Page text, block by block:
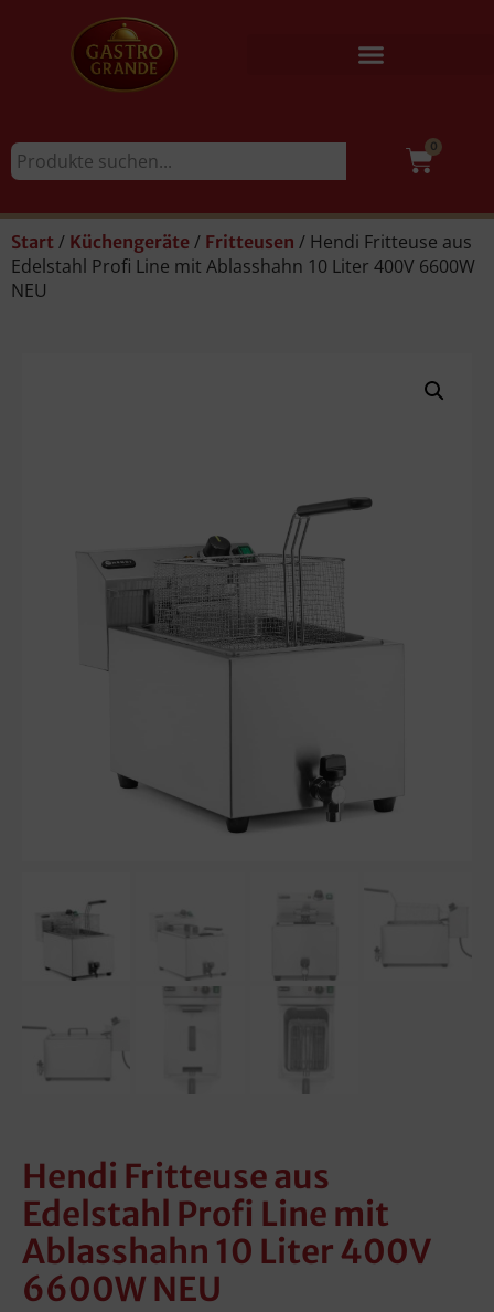
0
Start / Küchengeräte / Fritteusen / Hendi Fritteuse aus
Edelstahl Profi Line mit Ablasshahn 10 Liter 400V 6600W
NEU
Hendi Fritteuse aus
Edelstahl Profi Line mit
Ablasshahn 10 Liter 400V
6600W NEU